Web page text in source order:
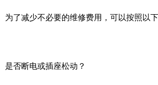
为了减少不必要的维修费用，可以按照以
是否断电或插座松动？